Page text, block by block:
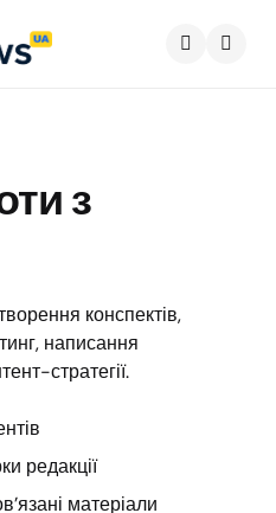
з
конспектів,
написання
стратегії.
редакції
матеріали